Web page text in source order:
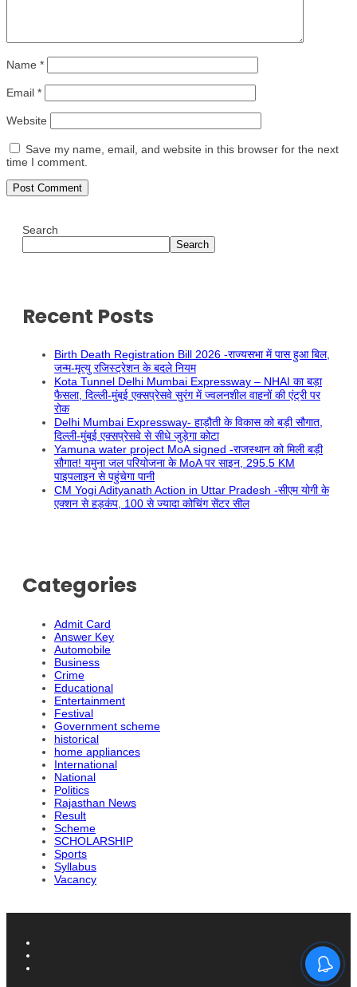
Name *
Email *
Website
Save my name, email, and website in this browser for the next
time I comment.
Search
Search
Recent Posts
Birth Death Registration Bill 2026 -राज्यसभा में पास हुआ बिल,
जन्म-मृत्यु रजिस्ट्रेशन के बदले नियम
Kota Tunnel Delhi Mumbai Expressway – NHAI का बड़ा
फैसला, दिल्ली-मुंबई एक्सप्रेसवे सुरंग में ज्वलनशील वाहनों की एंट्री पर
रोक
Delhi Mumbai Expressway- हाड़ौती के विकास को बड़ी सौगात,
दिल्ली-मुंबई एक्सप्रेसवे से सीधे जुड़ेगा कोटा
Yamuna water project MoA signed -राजस्थान को मिली बड़ी
सौगात! यमुना जल परियोजना के MoA पर साइन, 295.5 KM
पाइपलाइन से पहुंचेगा पानी
CM Yogi Adityanath Action in Uttar Pradesh -सीएम योगी के
एक्शन से हड़कंप, 100 से ज्यादा कोचिंग सेंटर सील
Categories
Admit Card
Answer Key
Automobile
Business
Crime
Educational
Entertainment
Festival
Government scheme
historical
home appliances
International
National
Politics
Rajasthan News
Result
Scheme
SCHOLARSHIP
Sports
Syllabus
Vacancy